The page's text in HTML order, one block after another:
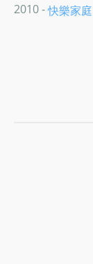
2010 -快樂家